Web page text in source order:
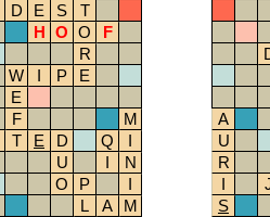
D E S
T
H O O
F
R
W
I P
E
E
F
M
T E D Q
I
U I
N
O P
I
L A
M
A
U
R
I
S